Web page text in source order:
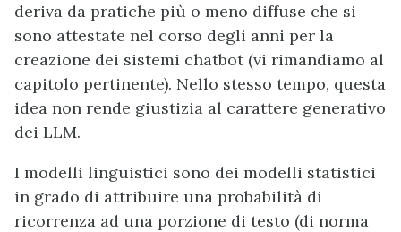
deriva da pratiche più o meno diffuse che si
sono attestate nel corso degli anni per la
creazione dei sistemi chatbot (vi rimandiamo al
capitolo pertinente). Nello stesso tempo, questa
idea non rende giustizia al carattere generativo
dei LLM.
I modelli linguistici sono dei modelli statistici
in grado di attribuire una probabilità di
ricorrenza ad una porzione di testo (di norma